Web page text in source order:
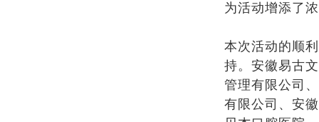
为活动增添了
本次活动的顺
持。安徽易古
管理有限公司
有限公司、安